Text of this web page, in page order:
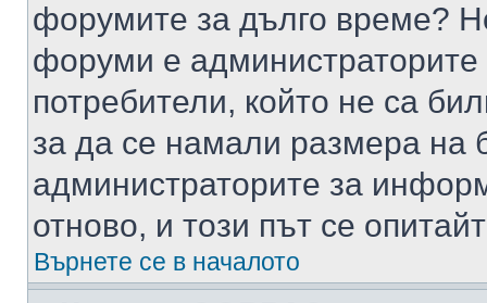
форумите за дълго време?
форуми е администраторите
потребители, който не са
за да се намали размера на
администраторите за
отново, и този път се
Върнете се в началото